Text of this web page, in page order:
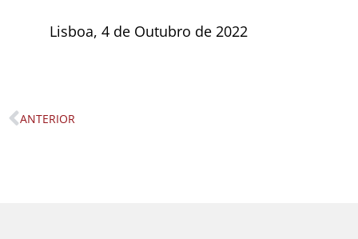
Lisboa, 4 de Outubro de 2022
Prev
ANTERIOR